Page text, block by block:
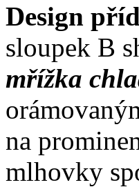
Design
sloupek B
mřížka
na
mlhovky